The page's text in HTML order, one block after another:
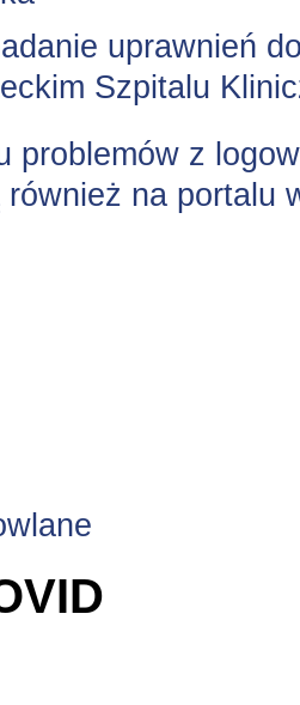
uprawnień
Szpitalu
problemów z
na portalu